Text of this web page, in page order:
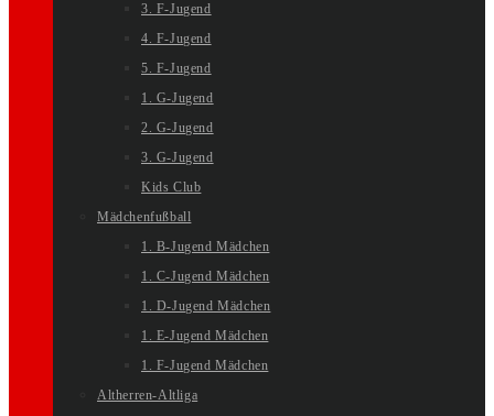
3. F-Jugend
4. F-Jugend
5. F-Jugend
1. G-Jugend
2. G-Jugend
3. G-Jugend
Kids Club
Mädchenfußball
1. B-Jugend Mädchen
1. C-Jugend Mädchen
1. D-Jugend Mädchen
1. E-Jugend Mädchen
1. F-Jugend Mädchen
Altherren-Altliga